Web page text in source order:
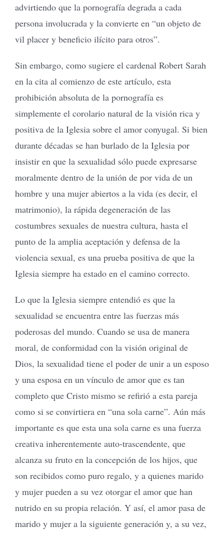
advirtiendo que la pornografía degrada a cada
persona involucrada y la convierte en “un objeto de
vil placer y beneficio ilícito para otros”.
Sin embargo, como sugiere el cardenal Robert Sarah
en la cita al comienzo de este artículo, esta
prohibición absoluta de la pornografía es
simplemente el corolario natural de la visión rica y
positiva de la Iglesia sobre el amor conyugal. Si bien
durante décadas se han burlado de la Iglesia por
insistir en que la sexualidad sólo puede expresarse
moralmente dentro de la unión de por vida de un
hombre y una mujer abiertos a la vida (es decir, el
matrimonio), la rápida degeneración de las
costumbres sexuales de nuestra cultura, hasta el
punto de la amplia aceptación y defensa de la
violencia sexual, es una prueba positiva de que la
Iglesia siempre ha estado en el camino correcto.
Lo que la Iglesia siempre entendió es que la
sexualidad se encuentra entre las fuerzas más
poderosas del mundo. Cuando se usa de manera
moral, de conformidad con la visión original de
Dios, la sexualidad tiene el poder de unir a un esposo
y una esposa en un vínculo de amor que es tan
completo que Cristo mismo se refirió a esta pareja
como si se convirtiera en “una sola carne”. Aún más
importante es que esta una sola carne es una fuerza
creativa inherentemente auto-trascendente, que
alcanza su fruto en la concepción de los hijos, que
son recibidos como puro regalo, y a quienes marido
y mujer pueden a su vez otorgar el amor que han
nutrido en su propia relación. Y así, el amor pasa de
marido y mujer a la siguiente generación y, a su vez,